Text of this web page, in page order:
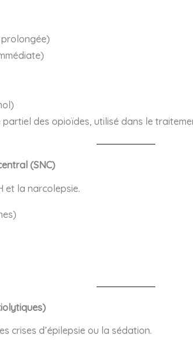
des opioïdes, utilisé dans le
(SNC)
et la narcolepsie.
crises d’épilepsie ou la sédation.